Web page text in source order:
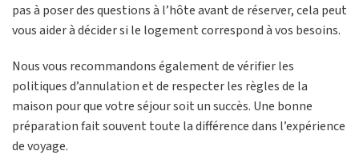
pas à poser des questions à l’hôte avant de réserver, cela peut
vous aider à décider si le logement correspond à vos besoins.
Nous vous recommandons également de vérifier les
politiques d’annulation et de respecter les règles de la
maison pour que votre séjour soit un succès. Une bonne
préparation fait souvent toute la différence dans l’expérience
de voyage.